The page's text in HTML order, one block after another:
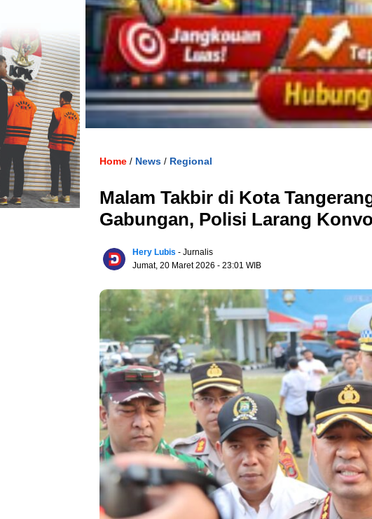
Home / News / Regional
Malam Takbir di Kota
Gabungan, Polisi Larang
Hery Lubis - Jurnalis
Jumat, 20 Maret 2026 - 23:01 WIB